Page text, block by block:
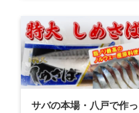
サバの本場・八戸で作っ